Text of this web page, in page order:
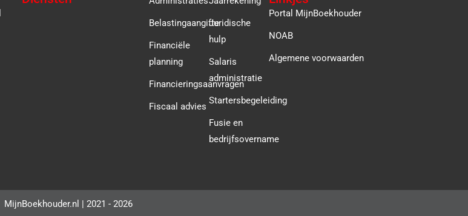
Belastingaangifte
Financiële
planning
Financieringsaanvragen
Fiscaal advies
Juridische
hulp
Salaris
administratie
Startersbegeleiding
Fusie en
bedrijfsovername
Portal MijnBoekhouder
NOAB
Algemene voorwaarden
MijnBoekhouder.nl | 2021 - 2026